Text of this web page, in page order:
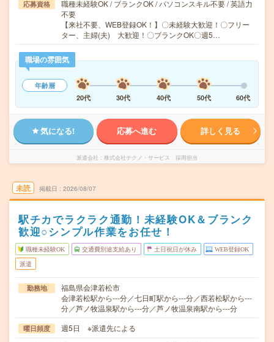
応募資格
職種未経験OK / ブランクOK / パソコンスキル不要 / 英語力
不要
【来社不要、WEB登録OK！】〇未経験大歓迎！〇フリー
ター、主婦(夫) 大歓迎！〇ブランクOK〇週5…
職場の雰囲気
年齢層
20代
30代 40代 50代 60代
気になる! 応募へ進む 詳しく見る
派遣会社 株式会社テクノ・サービス 採用担当
未読 掲載日 2026/08/07
駅チカでラクラク通勤！未経験OK＆ブランク
歓迎○シンプル作業をお任せ！
職種未経験OK 交通費別途支給あり 土日祝日が休み WEB登録OK
派遣
勤務地
福島県会津若松市
会津若松駅から---分／七日町駅から---分／西若松駅から---
分／芦ノ牧温泉駅から---分／芦ノ牧温泉南駅から---分
曜日頻度 週5日 ※派遣先による